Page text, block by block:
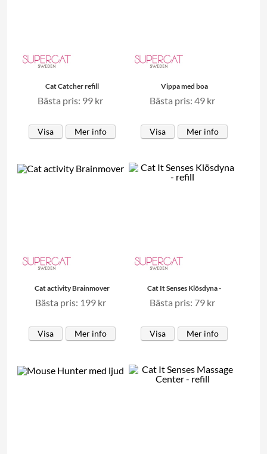
Cat Catcher refill
Bästa pris: 99 kr
Visa Mer info
Vippa med boa
Bästa pris: 49 kr
Visa Mer info
Cat activity Brainmover
Bästa pris: 199 kr
Visa Mer info
Cat It Senses Klösdyna -
Bästa pris: 79 kr
Visa Mer info